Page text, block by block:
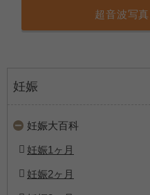
超音波写
妊娠
妊娠大百科
妊娠1ヶ月
妊娠2ヶ月